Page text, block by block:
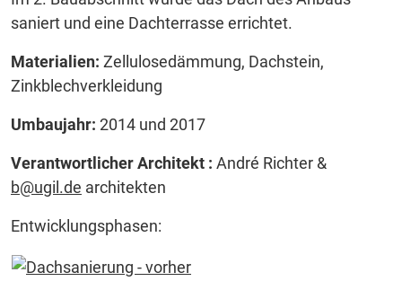
saniert und eine Dachterrasse errichtet.
Materialien: Zellulosedämmung, Dachstein,
Zinkblechverkleidung
Umbaujahr: 2014 und 2017
Verantwortlicher Architekt : André Richter &
b@ugil.de architekten
Entwicklungsphasen: